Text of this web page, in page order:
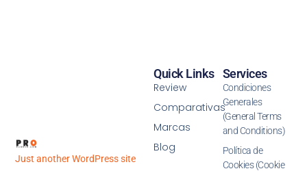
Just another WordPress site
Services
Condiciones
Generales
(General Terms
and Conditions)
Política de
Cookies (Cookie
Quick Links
Review
Comparativas
Marcas
Blog